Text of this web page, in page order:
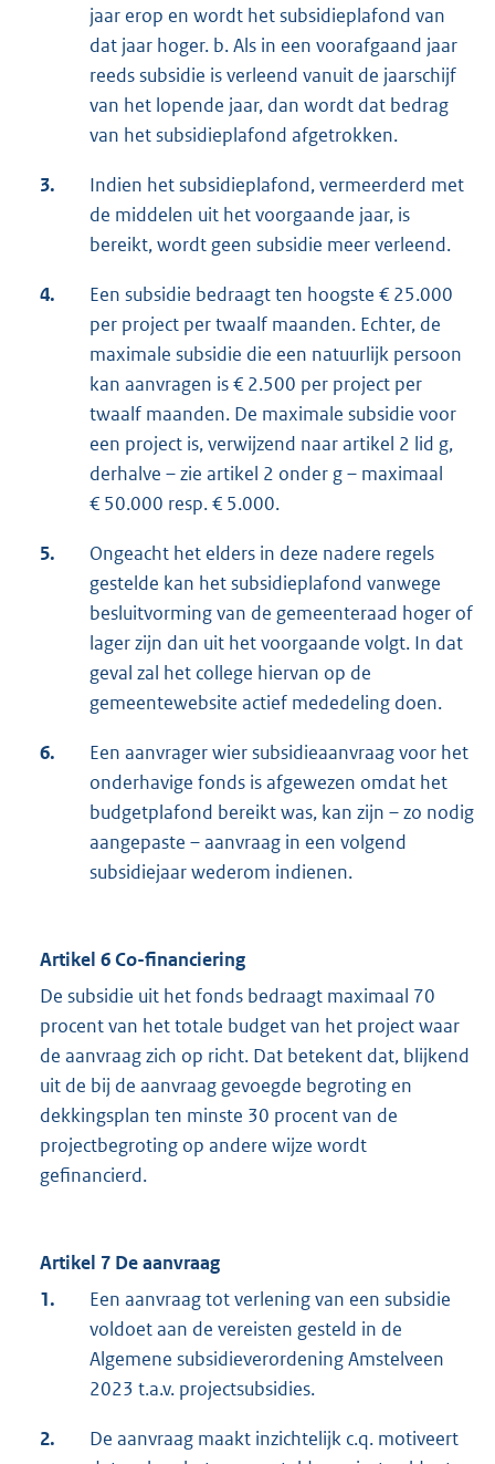
jaar erop en wordt het subsidieplafond van
dat jaar hoger. b. Als in een voorafgaand jaar
reeds subsidie is verleend vanuit de jaarschijf
van het lopende jaar, dan wordt dat bedrag
van het subsidieplafond afgetrokken.
3.
Indien het subsidieplafond, vermeerderd met
de middelen uit het voorgaande jaar, is
bereikt, wordt geen subsidie meer verleend.
4.
Een subsidie bedraagt ten hoogste € 25.000
per project per twaalf maanden. Echter, de
maximale subsidie die een natuurlijk persoon
kan aanvragen is € 2.500 per project per
twaalf maanden. De maximale subsidie voor
een project is, verwijzend naar artikel 2 lid g,
derhalve – zie artikel 2 onder g – maximaal
€ 50.000 resp. € 5.000.
5.
Ongeacht het elders in deze nadere regels
gestelde kan het subsidieplafond vanwege
besluitvorming van de gemeenteraad hoger of
lager zijn dan uit het voorgaande volgt. In dat
geval zal het college hiervan op de
gemeentewebsite actief mededeling doen.
6.
Een aanvrager wier subsidieaanvraag voor het
onderhavige fonds is afgewezen omdat het
budgetplafond bereikt was, kan zijn – zo nodig
aangepaste – aanvraag in een volgend
subsidiejaar wederom indienen.
Artikel 6 Co-financiering
De subsidie uit het fonds bedraagt maximaal 70
procent van het totale budget van het project waar
de aanvraag zich op richt. Dat betekent dat, blijkend
uit de bij de aanvraag gevoegde begroting en
dekkingsplan ten minste 30 procent van de
projectbegroting op andere wijze wordt
gefinancierd.
Artikel 7 De aanvraag
1.
Een aanvraag tot verlening van een subsidie
voldoet aan de vereisten gesteld in de
Algemene subsidieverordening Amstelveen
2023 t.a.v. projectsubsidies.
2.
De aanvraag maakt inzichtelijk c.q. motiveert